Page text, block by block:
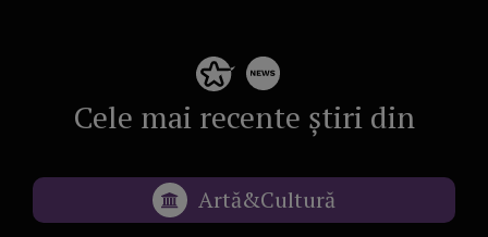
Cele mai recente știri din
Artă&Cultură